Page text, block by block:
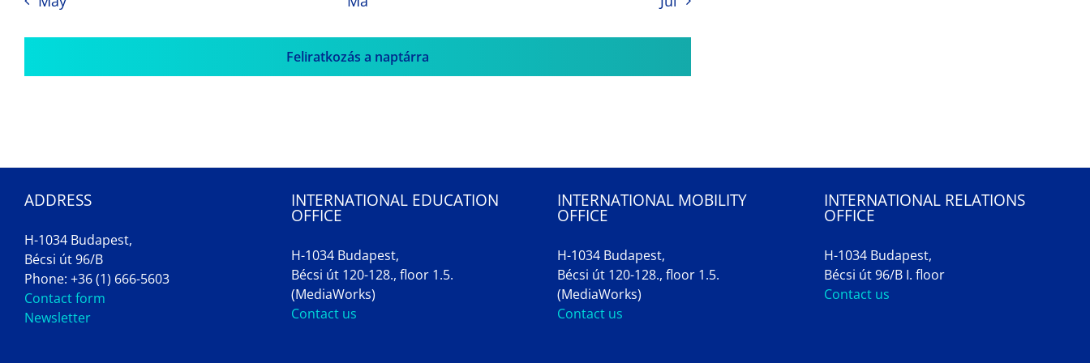
Feliratkozás a naptárra
ADDRESS
H-1034 Budapest,
Bécsi út 96/B
Phone: +36 (1) 666-5603
Contact form
Newsletter
INTERNATIONAL EDUCATION
OFFICE
H-1034 Budapest,
Bécsi út 120-128., floor 1.5.
(MediaWorks)
Contact us
INTERNATIONAL MOBILITY
OFFICE
H-1034 Budapest,
Bécsi út 120-128., floor 1.5.
(MediaWorks)
Contact us
INTERNATIONAL RELATIONS
OFFICE
H-1034 Budapest,
Bécsi út 96/B I. floor
Contact us